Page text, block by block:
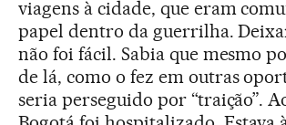
viagens à cidade, que eram
papel dentro da guerrilha.
não foi fácil. Sabia que mesmo
de lá, como o fez em outras
seria perseguido por “traição”.